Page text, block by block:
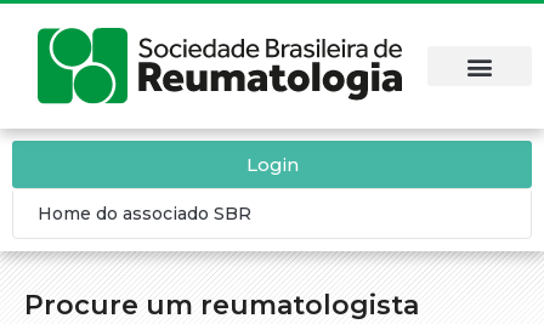
Procure um reumatologista
Login
Home do associado SBR